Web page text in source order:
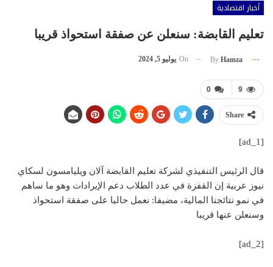
أخبار اقتصادية
تعليم القابضة: سنعلن عن صفقة استحواذ قريبا
By Hamza
On يوليو 5, 2024
0 9
Share
[ad_1]
قال الرئيس التنفيذي لشركة تعليم القابضة آلان ويليامسون لسكاي
نيوز عربية إن القفزة في عدد الطلاب دعم الإيرادات وهو ما ساهم
في نمو نتائجنا المالية، مضيفا: نعمل حاليا على صفقة استحواذ
وسنعلن عنها قريبا
[ad_2]